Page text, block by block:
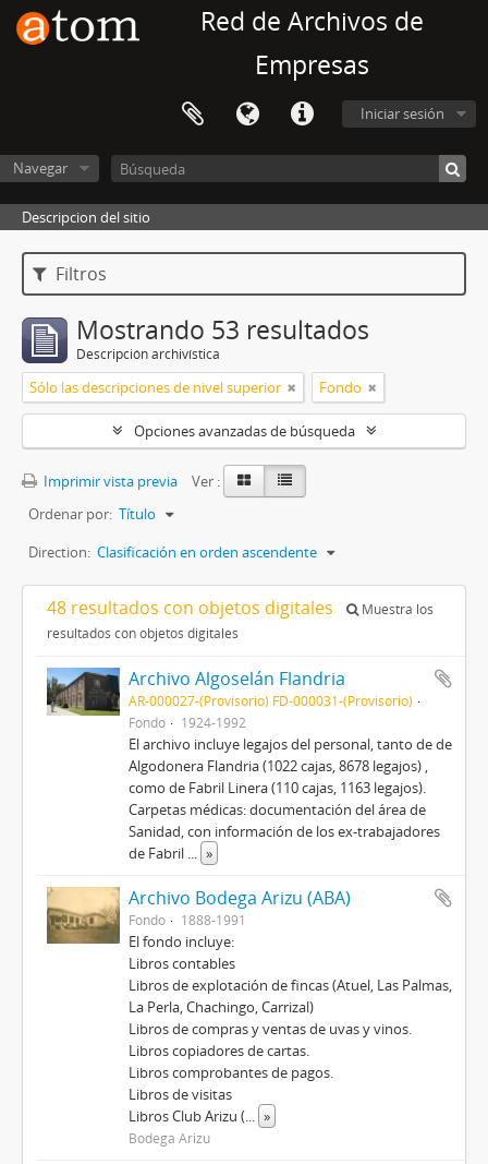
Red de Archivos de
Empresas
Iniciar sesión
Navegar
Descripcion del sitio
Filtros
Mostrando 53 resultados
Descripción archivística
Sólo las descripciones de nivel superior Fondo
Opciones avanzadas de búsqueda
Imprimir vista previa
Ver :
Ordenar por: Título
Direction: Clasificación en orden ascendente
48 resultados con objetos digitales
Muestra los
resultados con objetos digitales
Archivo Algoselán Flandria
AR-000027-(Provisorio) FD-000031-(Provisorio)
Fondo
1924-1992
El archivo incluye legajos del personal, tanto de de
Algodonera Flandria (1022 cajas, 8678 legajos) ,
como de Fabril Linera (110 cajas, 1163 legajos).
Carpetas médicas: documentación del área de
Sanidad, con información de los ex-trabajadores
de Fabril ... »
Archivo Bodega Arizu (ABA)
Fondo 1888-1991
El fondo incluye:
Libros contables
Libros de explotación de fincas (Atuel, Las Palmas,
La Perla, Chachingo, Carrizal)
Libros de compras y ventas de uvas y vinos.
Libros copiadores de cartas.
Libros comprobantes de pagos.
Libros de visitas
Libros Club Arizu (... »
Bodega Arizu